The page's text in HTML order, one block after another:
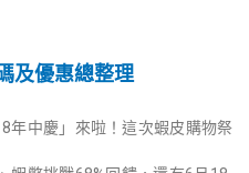
及優惠總整理
年中慶」來啦！這次蝦皮購物祭